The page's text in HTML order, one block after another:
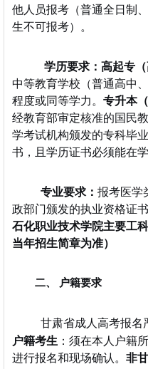
他人员报考（普通全日制
生不可报考）。
学历要求： 高起专（
中等教育学校（普通高中
程度或同等学力。 专升本
经教育部审定核准的国民
学考试机构颁发的专科毕
书，且学历证书必须能在
专业要求： 报考医学
政部门颁发的执业资格证
石化职业技术学院主要工
当年招生简章为准）
二、 户籍要求
甘肃省成人高考报名严
户籍考生 ：须在本人户籍
进行报名和现场确认。 非